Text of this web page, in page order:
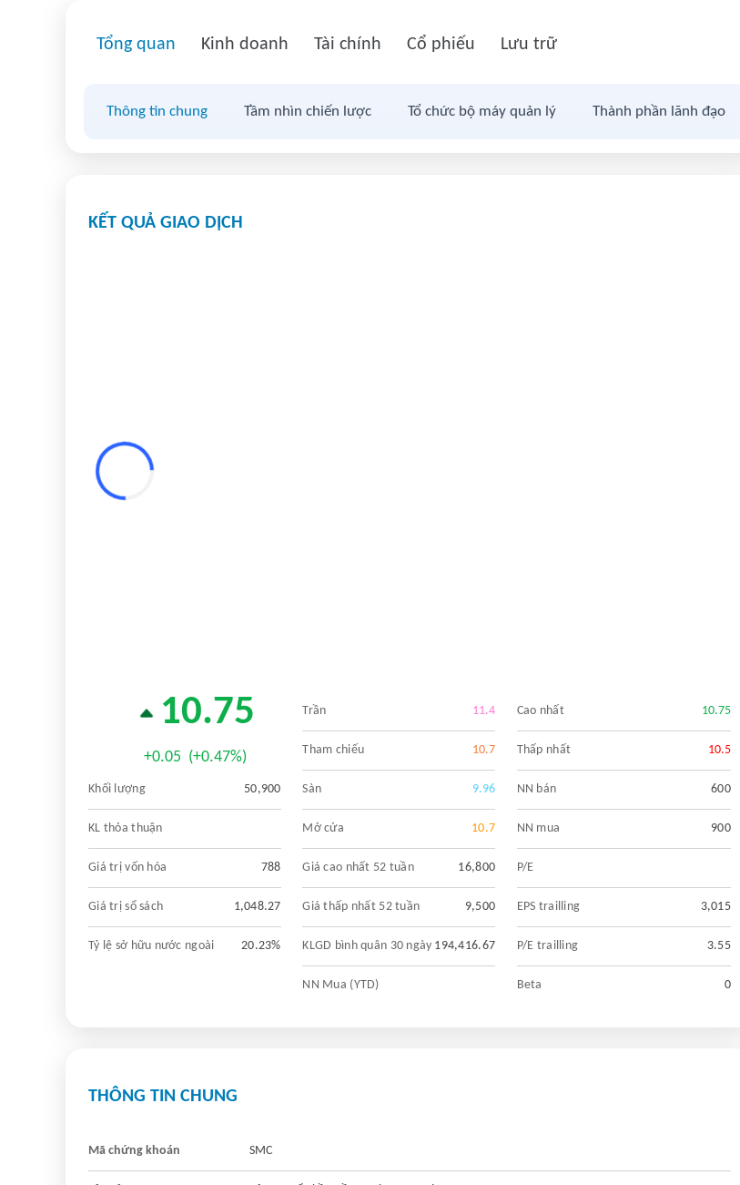
Lưu trữ
Cổ phiếu
Tài chính
Kinh doanh
Tổng quan
Thông tin chung Tầm nhìn chiến lược Tổ chức bộ máy quản lý Thành phần lãnh đạo
KẾT QUẢ GIAO DỊCH
10.75
+0.05 (+0.47%)
Khối lượng 50,900
KL thỏa thuận
Giá trị vốn hóa 788
Giá trị sổ sách 1,048.27
Tỷ lệ sở hữu nước ngoài 20.23%
Trần 11.4
Tham chiếu 10.7
Sàn 9.96
Mở cửa 10.7
Giá cao nhất 52 tuần 16,800
Giá thấp nhất 52 tuần 9,500
KLGD bình quân 30 ngày 194,416.67
NN Mua (YTD)
Cao nhất 10.75
Thấp nhất 10.5
NN bán 600
NN mua 900
P/E
EPS trailling 3,015
P/E trailling 3.55
Beta 0
THÔNG TIN CHUNG
Mã chứng khoán SMC